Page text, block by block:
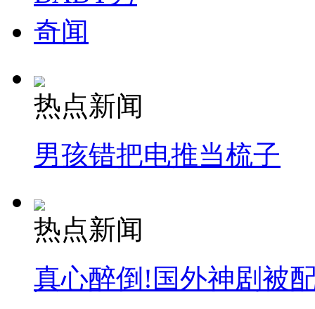
奇闻
热点新闻
男孩错把电推当梳子
热点新闻
真心醉倒!国外神剧被